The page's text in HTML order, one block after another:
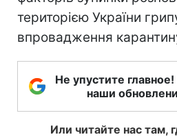
територією України
впровадження
Не упустите
наши
Или читайте нас там,